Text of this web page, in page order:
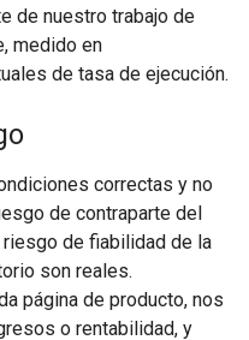
de nuestro trabajo de
medido en
de tasa de ejecución.
correctas y no
de contraparte del
de fiabilidad de la
son reales.
página de producto, nos
o rentabilidad, y